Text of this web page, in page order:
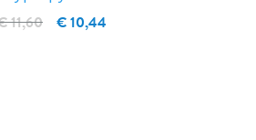
€ 10,44
11,60